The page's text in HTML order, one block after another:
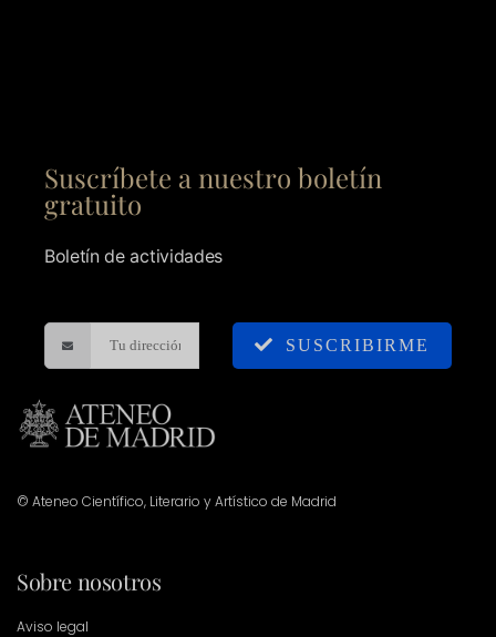
Suscríbete a nuestro boletín
gratuito
Boletín de actividades
SUSCRIBIRME
© Ateneo Científico, Literario y Artístico de Madrid
Sobre nosotros
Aviso legal